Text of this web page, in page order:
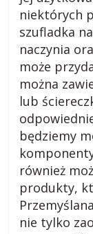
b
o
g
c
niektórych
szufladka
naczynia
może
można
lub
będziemy
również
produkty,
nie tylko